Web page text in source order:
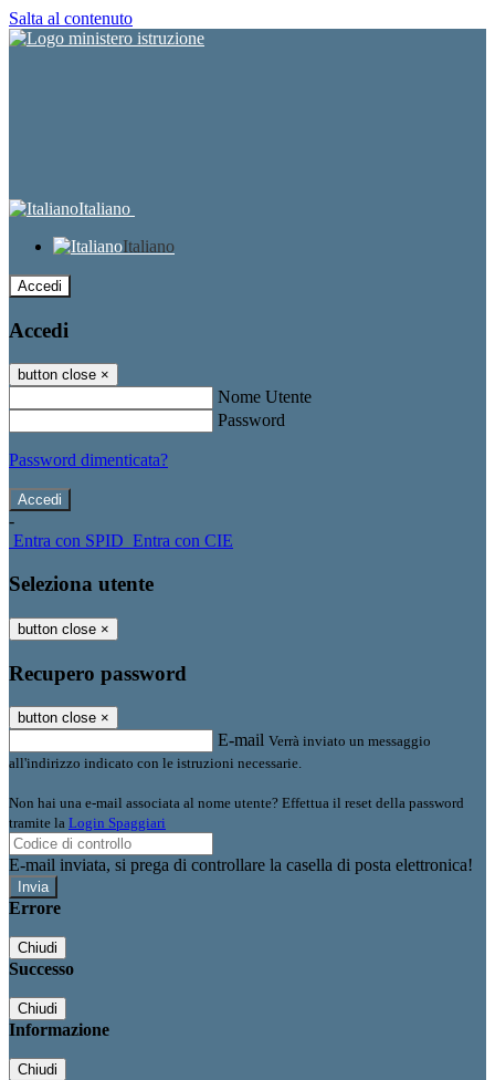
Salta al contenuto
Italiano
Italiano
Accedi
Accedi
button close ×
Nome Utente
Password
Password dimenticata?
-
Entra con SPID Entra con CIE
Seleziona utente
button close ×
Recupero password
button close ×
E-mail Verrà inviato un messaggio
all'indirizzo indicato con le istruzioni necessarie.
Non hai una e-mail associata al nome utente? Effettua il reset della password
tramite la Login Spaggiari
E-mail inviata, si prega di controllare la casella di posta elettronica!
Errore
Chiudi
Successo
Chiudi
Informazione
Chiudi